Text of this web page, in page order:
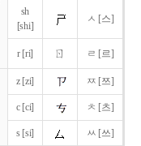
sh
[shi]
ㅅ [스]
r [ri] ㄖ ㄹ [르]
z [zi] ㅉ [쯔]
c [ci] ㅊ [츠]
s [si] ㅆ [쓰]